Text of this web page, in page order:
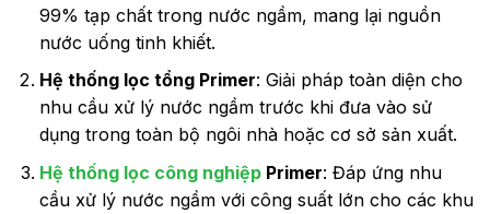
99% tạp chất trong nước ngầm, mang lại nguồn
nước uống tinh khiết.
Hệ thống lọc tổng Primer: Giải pháp toàn diện cho
nhu cầu xử lý nước ngầm trước khi đưa vào sử
dụng trong toàn bộ ngôi nhà hoặc cơ sở sản xuất.
Hệ thống lọc công nghiệpPrimer: Đáp ứng nhu
cầu xử lý nước ngầm với công suất lớn cho các khu